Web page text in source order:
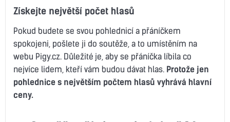
Získejte největší počet hlasů
Pokud budete se svou pohlednicí a přáníčkem
spokojeni, pošlete ji do soutěže, a to umístěním na
webu Pigy.cz. Důležité je, aby se přáníčka líbila co
nejvíce lidem, kteří vám budou dávat hlas. Protože jen
pohlednice s největším počtem hlasů vyhrává hlavní
ceny.